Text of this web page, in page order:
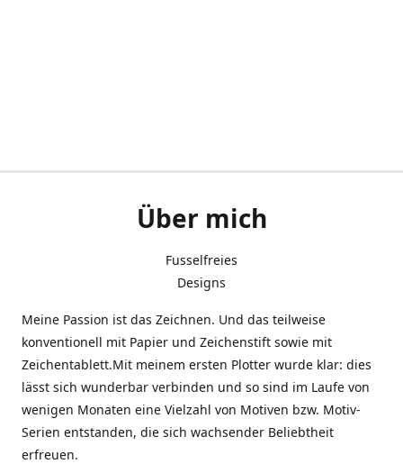
Über mich
Fusselfreies
Designs
Meine Passion ist das Zeichnen. Und das teilweise
konventionell mit Papier und Zeichenstift sowie mit
Zeichentablett.Mit meinem ersten Plotter wurde klar: dies
lässt sich wunderbar verbinden und so sind im Laufe von
wenigen Monaten eine Vielzahl von Motiven bzw. Motiv-
Serien entstanden, die sich wachsender Beliebtheit
erfreuen.